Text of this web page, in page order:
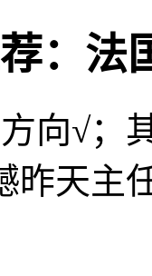
：法
向√；
昨天主